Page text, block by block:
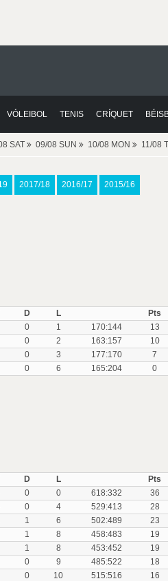
VÓLEIBOL TENIS CRÍQUET
SAT 09/08 SUN 10/08 MON 11/08
2017/18 2016/17 2015/16
D L
Pts
0 1 170:144
13
0 2 163:157
10
0 3 177:170
7
0 6 165:204 0
D L
Pts
0 0 618:332
36
0 4 529:413
28
1 6 502:489
23
1 8 458:483
19
1 8 453:452
19
0 9 485:522
18
0 10 515:516
16